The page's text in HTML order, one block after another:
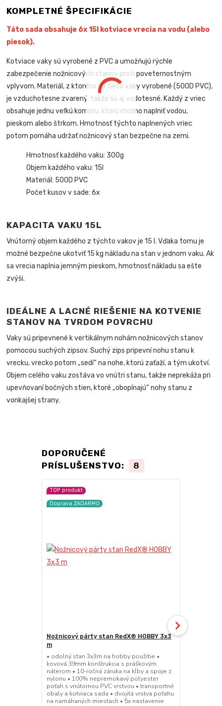
KOMPLETNÉ ŠPECIFIKÁCIE
Táto sada obsahuje 6x 15l kotviace vrecia na vodu (alebo
piesok).
Kotviace vaky sú vyrobené z PVC a umožňujú rýchle
zabezpečenie nožnicových stanov proti poveternostným
vplyvom. Materiál, z ktorého sú tieto vaky vyrobené (500D PVC),
je vzduchotesne zvarený, takže sú aj vodotesné. Každý z vriec
obsahuje jednu veľkú komoru, ktorú možno naplniť vodou,
pieskom alebo štrkom. Hmotnosť týchto naplnených vriec
potom pomáha udržať nožnicový stan bezpečne na zemi.
Hmotnosť každého vaku: 300g
Objem každého vaku: 15l
Materiál: 500D PVC
Počet kusov v sade: 6x
KAPACITA VAKU 15L
Vnútorný objem každého z týchto vakov je 15 l. Vďaka tomu je
možné bezpečne ukotviť 15 kg nákladu na stan v jednom vaku. Ak
sa vrecia naplnia jemným pieskom, hmotnosť nákladu sa ešte
zvýši.
IDEÁLNE A LACNÉ RIEŠENIE NA KOTVENIE
STANOV NA TVRDOM POVRCHU
Vaky sú pripevnené k vertikálnym nohám nožnicových stanov
pomocou suchých zipsov. Suchý zips pripevní nohu stanu k
vrecku, vrecko potom „sedí“ na nohe, ktorú zaťaží, a tým ukotví.
Objem celého vaku zostáva vo vnútri stanu, takže neprekáža pri
upevňovaní bočných stien, ktoré „obopínajú“ nohy stanu z
vonkajšej strany.
DOPORUČENÉ
PRÍSLUŠENSTVO:
8
TOP produkt
Doprava ZADARMO
Nožnicový párty stan RedX® HOBBY 3x3
m
• odolný stan 3x3m na hobby použitie •
kovová 39mm konštrukcia s práškovým
náterom • 10-ročná záruka na kĺby a spoje z
nylonu • 100% nepremokavý polyester
poťah s vnútornou PVC vrstvou • transportné
obaly a kotviaca sada • dvojitá vrstva poťahu
na namáhaných miestach • 5x nastavenie